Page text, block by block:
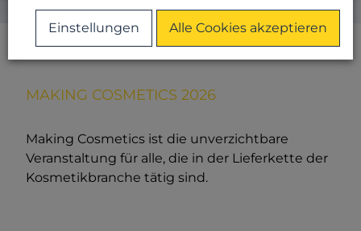
MAKING COSMETICS 2026
Making Cosmetics ist die unverzichtbare
Veranstaltung für alle, die in der Lieferkette der
Kosmetikbranche tätig sind.
Einstellungen Alle Cookies akzeptieren